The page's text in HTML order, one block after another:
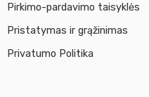
Pirkimo-pardavimo taisyklės
Pristatymas ir grąžinimas
Privatumo Politika